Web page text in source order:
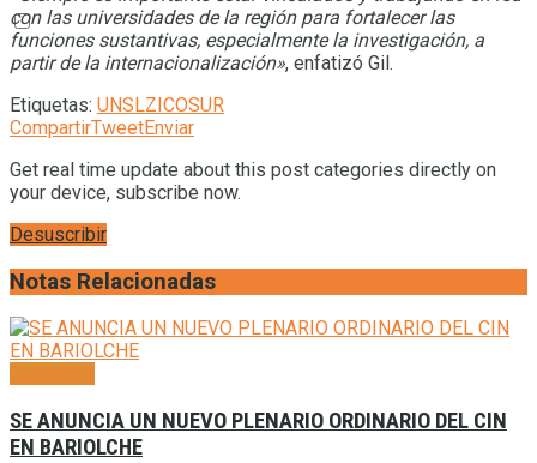
con las universidades de la región para fortalecer las
funciones sustantivas, especialmente la investigación, a
partir de la internacionalización», enfatizó Gil.
Etiquetas: UNSLZICOSUR
CompartirTweetEnviar
Get real time update about this post categories directly on
your device, subscribe now.
Desuscribir
Notas Relacionadas
SE ANUNCIA UN NUEVO PLENARIO ORDINARIO DEL CIN
EN BARIOLCHE